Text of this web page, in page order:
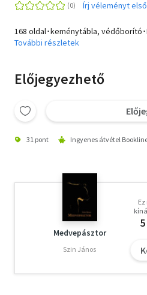
Írj véleményt
168 oldal･keménytábla, védőborító･
További részletek
Előjegyezhető
31 pont Ingyenes átvétel
Medvepásztor
Szin János